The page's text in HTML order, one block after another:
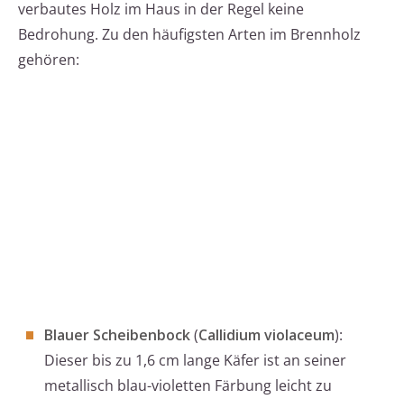
verbautes Holz im Haus in der Regel keine
Bedrohung. Zu den häufigsten Arten im Brennholz
gehören:
Blauer Scheibenbock(Callidium violaceum):
Dieser bis zu 1,6 cm lange Käfer ist an seiner
metallisch blau-violetten Färbung leicht zu